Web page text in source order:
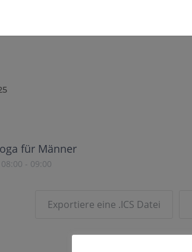
für Männer
08:00 - 09:00
Exportiere eine .ICS Datei